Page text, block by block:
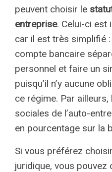
peuvent choisir le
entreprise. Celui-ci est
car il est très simplifié
compte bancaire
personnel et faire un
puisqu’il n’y aucune
ce régime. Par
sociales de l’auto-
en pourcentage sur la
Si vous préférez
juridique, vous pouvez